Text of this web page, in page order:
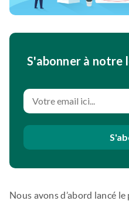
S'abonner à
Nous avons d’abord lancé